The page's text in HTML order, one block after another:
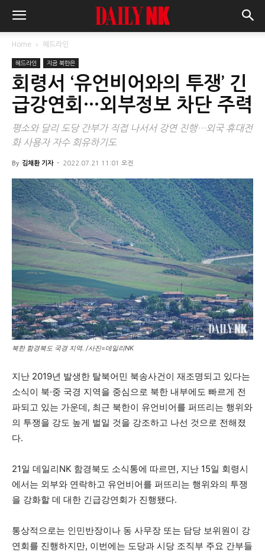
Home 헤드라인
헤드라인 지금 북한은
회령서 ‘유언비어와의 투쟁’ 긴
급강연회…외부정보 차단 주력
평소와 달리 도당 간부가 직접 나서서 강연 진행…외국 휴대전
화 사용자 자수 회유하기도
By 김채환 기자 - 2022.07.21 11:01 오전
북한 함경북도 국경 지역. /사진=데일리NK
지난 2019년 발생한 탈북어민 북송사건이 재조명되고 있다는
소식이 북·중 국경 지역을 중심으로 북한 내부에도 빠르게 전
파되고 있는 가운데, 최근 북한이 유언비어를 퍼뜨리는 행위와
의 투쟁을 강도 높게 벌일 것을 강조하고 나선 것으로 전해졌
다.
21일 데일리NK 함경북도 소식통에 따르면, 지난 15일 회령시
에서는 외부와 연락하고 유언비어를 퍼뜨리는 행위와의 투쟁
을 강화할 데 대한 긴급강연회가 진행됐다.
통상적으로는 인민반장이나 동 사무장 또는 담당 보위원이 강
연회를 진행하지만, 이번에는 도당과 시당 조직부 주요 간부들